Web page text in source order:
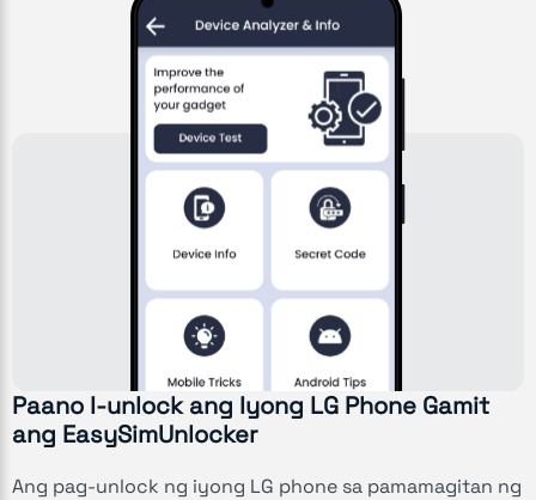
Paano I-unlock ang Iyong LG Phone Gamit
ang EasySimUnlocker
Ang pag-unlock ng iyong LG phone sa pamamagitan ng